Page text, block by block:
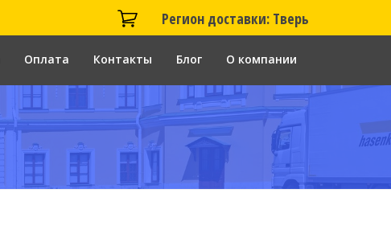
Регион доставки: Тверь
Оплата Контакты Блог О компании